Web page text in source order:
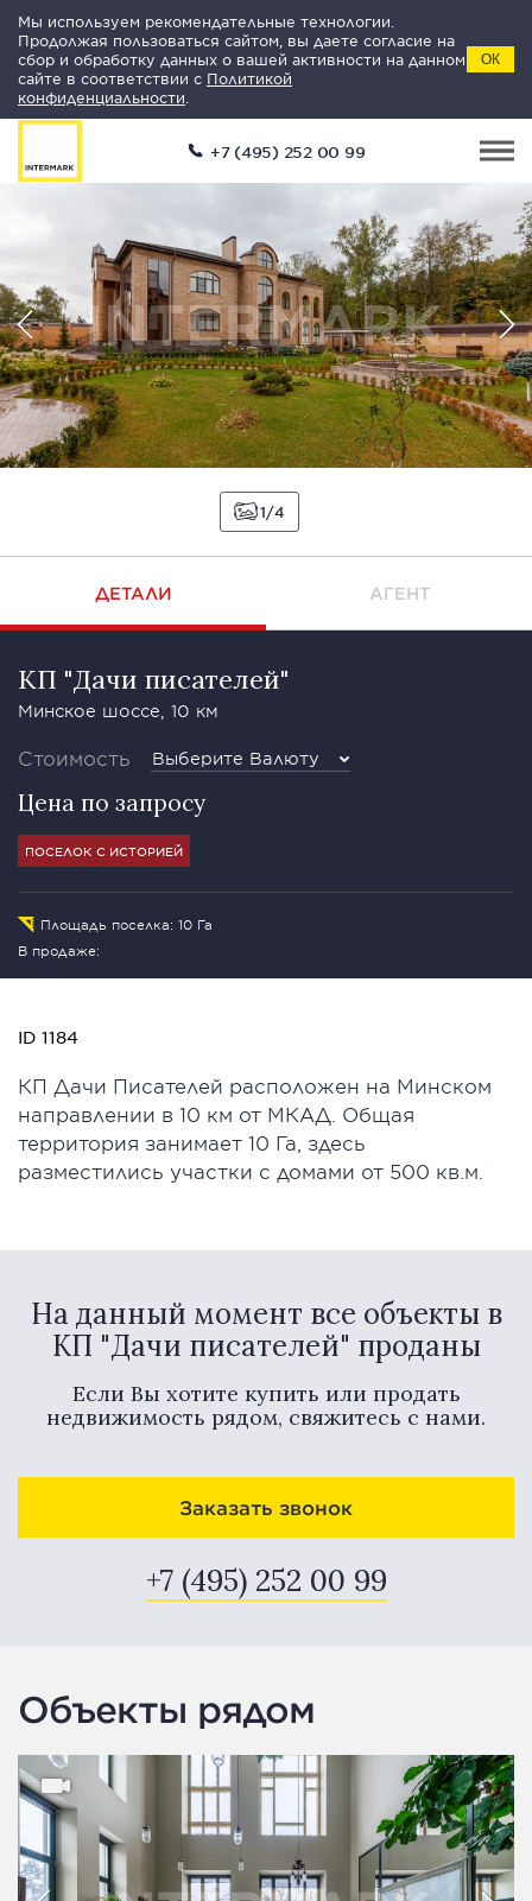
Мы используем рекомендательные технологии.
Продолжая пользоваться сайтом, вы даете согласие на
сбор и обработку данных о вашей активности на данном
сайте в соответствии с Политикой
конфиденциальности
ОК
+7 (495) 252 00 99
1 4
ДЕТАЛИ АГЕНТ
КП "Дачи писателей"
Минское шоссе, 10 км
Стоимость Выберите Валюту
Цена по запросу
ПОСЕЛОК С ИСТОРИЕЙ
Площадь поселка: 10 Га
В продаже:
ID 1184
КП Дачи Писателей расположен на Минском
направлении в 10 км от МКАД. Общая
территория занимает 10 Га, здесь
разместились участки с домами от 500 кв.м.
На данный момент все объекты в
КП "Дачи писателей" проданы
Если Вы хотите купить или продать
недвижимость рядом, свяжитесь с нами.
Заказать звонок
+7 (495) 252 00 99
Объекты рядом